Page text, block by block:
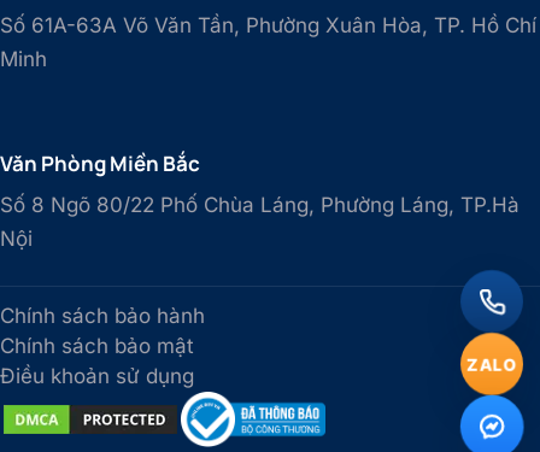
Số 61A-63A Võ Văn Tần, Phường Xuân Hòa, TP. Hồ Chí
Minh
Văn Phòng Miền Bắc
Số 8 Ngõ 80/22 Phố Chùa Láng, Phường Láng, TP.Hà
Nội
Điều khoản sử dụng
Chính sách bảo mật
Chính sách bảo hành
ZALO